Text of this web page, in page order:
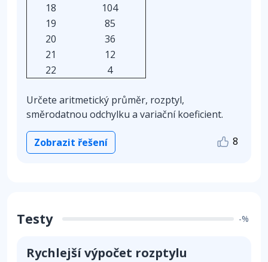
18
104
19
85
20
36
21
12
22
4
Určete aritmetický průměr, rozptyl,
směrodatnou odchylku a variační koeficient.
Zobrazit řešení 8
Testy -%
Rychlejší výpočet rozptylu